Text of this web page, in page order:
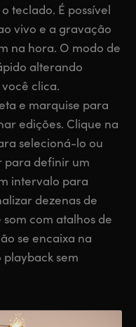
teclado. É possível
vivo e a gravação
na hora. O modo de
alterando
clica.
e marquise para
edições. Clique na
selecioná-lo ou
para definir um
intervalo para
dezenas de
com atalhos de
se encaixa na
sem